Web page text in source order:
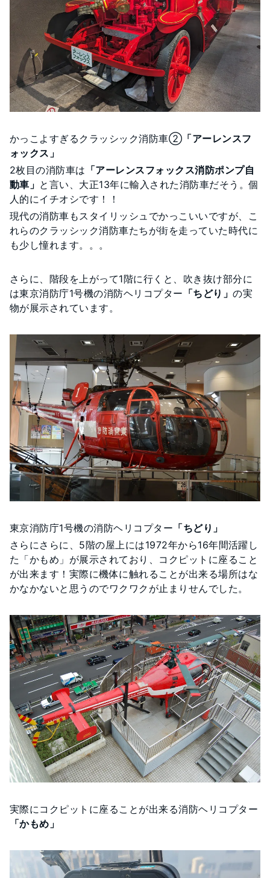
かっこよすぎるクラッシック消防車② 「アーレンスフ
ォックス」
2枚目の消防車は 「アーレンスフォックス消防ポンプ自
動車」 と言い、大正13年に輸入された消防車だそう。個
人的にイチオシです！！
現代の消防車もスタイリッシュでかっこいいですが、こ
れらのクラッシック消防車たちが街を走っていた時代に
も少し憧れます。。。
さらに、階段を上がって1階に行くと、吹き抜け部分に
は東京消防庁1号機の消防ヘリコプター 「ちどり」の実
物が展示されています。
東京消防庁1号機の消防ヘリコプター 「ちどり」
さらにさらに、5階の屋上には1972年から16年間活躍し
た「かもめ」が展示されており、コクピットに座ること
が出来ます！実際に機体に触れることが出来る場所はな
かなかないと思うのでワクワクが止まりせんでした。
実際にコクピットに座ることが出来る消防ヘリコプター
「かもめ」